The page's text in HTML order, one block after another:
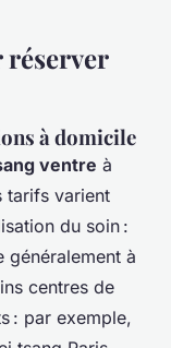
à domicile
ventre à
tarifs varient
du soin :
généralement à
centres de
: par exemple,